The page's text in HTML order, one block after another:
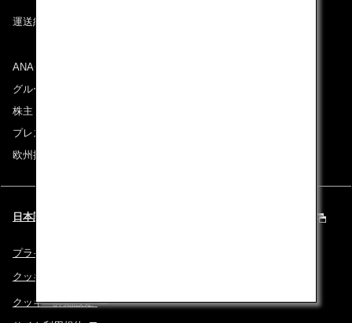
運送約款
ANAグループについて
グループ企業一覧
株主・投資家情報
プレスリリース
欧州採用情報
日本語 | Europe & Middle East (都市と言語を選択してください)
プライバシーポリシー
クッキーポリシー
クッキー詳細設定